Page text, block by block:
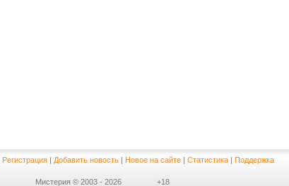
Регистрация| Добавить новость| Новое на сайте| Статистика| Поддержка
Мистерия © 2003 - 2026 +18